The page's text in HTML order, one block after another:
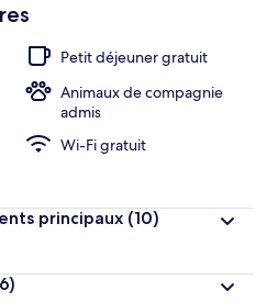
Petit déjeuner gratuit
Animaux de compagnie
admis
Wi-Fi gratuit
principaux (10)